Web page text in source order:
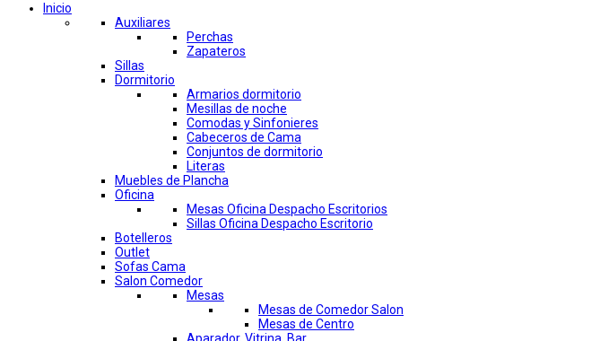
Inicio
Auxiliares
Perchas
Zapateros
Sillas
Dormitorio
Armarios dormitorio
Mesillas de noche
Comodas y Sinfonieres
Cabeceros de Cama
Conjuntos de dormitorio
Literas
Muebles de Plancha
Oficina
Mesas Oficina Despacho Escritorios
Sillas Oficina Despacho Escritorio
Botelleros
Outlet
Sofas Cama
Salon Comedor
Mesas
Mesas de Comedor Salon
Mesas de Centro